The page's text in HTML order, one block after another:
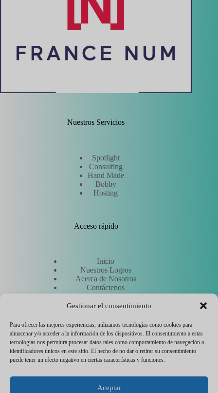
Gestionar el consentimiento
Para ofrecer las mejores experiencias, utilizamos tecnologías como cookies para
almacenar y/o acceder a la información de los dispositivos. El consentimiento a estas
tecnologías nos permitirá procesar datos tales como comportamiento de navegación o
identificadores únicos en este sitio. El hecho de no dar o retirar su consentimiento
puede tener un efecto negativo en ciertas características y funciones.
Aceptar
Nuestros Servicios
Spotlight
Consulting
Hand Made
Bobby
Hosting
Acceso rápido
Inicio
Nuestros Logros
Acerca de Nosotros
Contáctenos
Solicitar un presupuesto
Conozca a nuestros expertos
Otros